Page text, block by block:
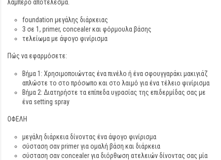
λαμπερό αποτέλεσμα.
foundation μεγάλης διάρκειας
3 σε 1, primer, concealer και φόρμουλα βάσης
τελείωμα με άψογο φινίρισμα
Πώς να εφαρμόσετε:
Βήμα 1: Χρησιμοποιώντας ένα πινέλο ή ένα σφουγγαράκι μακιγιάζ
απλώστε το στο πρόσωπο και στο λαιμό για ένα τέλειο φινίρισμα
Βήμα 2: Διατηρήστε τα επίπεδα υγρασίας της επιδερμίδας σας με
ένα setting spray
ΟΦΕΛΗ
μεγάλη διάρκεια δίνοντας ένα άψογο φινίρισμα
σύσταση σαν primer για ομαλή βάση και διάρκεια
σύσταση σαν concealer για διόρθωση ατελειών δίνοντας σας μία